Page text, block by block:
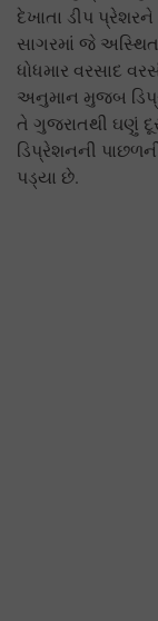
દેખાતા ડીપ
સાગરમાં જે
ધોધમાર વરસાદ
અનુમાન મુજબ
તે ગુજરાતથી ઘણું
ડિપ્રેશનની
પડ્યા છે.